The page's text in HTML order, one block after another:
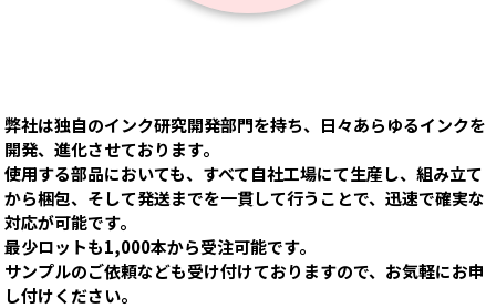
弊社は独自のインク研究開発部門を持ち、日々あらゆるインクを
開発、進化させております。
使用する部品においても、すべて自社工場にて生産し、組み立て
から梱包、そして発送までを一貫して行うことで、迅速で確実な
対応が可能です。
最少ロットも1,000本から受注可能です。
サンプルのご依頼なども受け付けておりますので、お気軽にお申
し付けください。